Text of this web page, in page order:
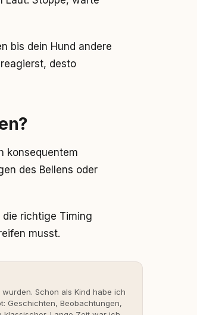
bis dein Hund andere
desto
konsequentem
des Bellens oder
richtige Timing
musst.
Schon als Kind habe ich
Geschichten, Beobachtungen,